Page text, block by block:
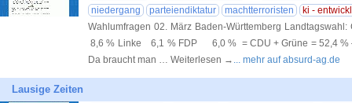
niedergang
parteiendiktatur machtterroristen
ki -
Wahlumfragen 02. März Baden-Württemberg
8,6 % Linke 6,1 % FDP 6,0 % = CDU + Grüne = 52,4 %
Da braucht man … Weiterlesen → ... mehr auf absurd-ag.de
Lausige Zeiten